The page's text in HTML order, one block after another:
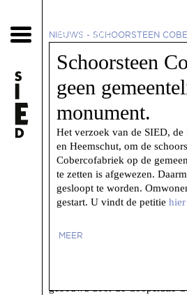
NIEUWS - SCHOORSTEEN
15 juli 2019
Schoorsteen
geen
monument.
Het verzoek van de SIED,
en Heemschut, om de
Cobercofabriek op de
te zetten is afgewezen.
gesloopt te worden.
gestart. U vindt de petitie hier
MEER
gebouwd door de Coöperatie